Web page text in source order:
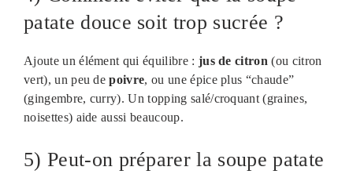
patate douce soit trop sucrée ?
Ajoute un élément qui équilibre : jus de citron (ou citron
vert), un peu depoivre, ou une épice plus “chaude”
(gingembre, curry). Un topping salé/croquant (graines,
noisettes) aide aussi beaucoup.
5) Peut-on préparer la soupe patate